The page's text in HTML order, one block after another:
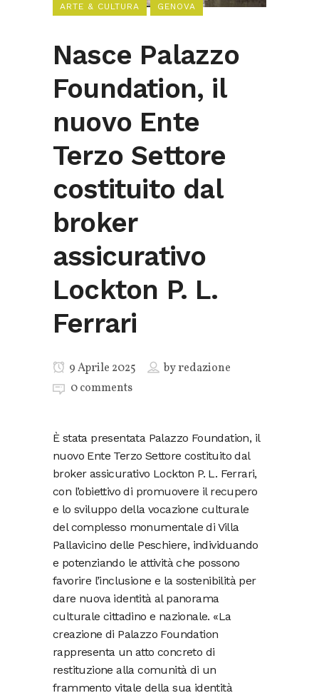
ARTE & CULTURA GENOVA
Nasce Palazzo
Foundation, il
nuovo Ente
Terzo Settore
costituito dal
broker
assicurativo
Lockton P. L.
Ferrari
9 Aprile 2025 byredazione
0 comments
È stata presentata Palazzo Foundation, il
nuovo Ente Terzo Settore costituito dal
broker assicurativo Lockton P. L. Ferrari,
con l’obiettivo di promuovere il recupero
e lo sviluppo della vocazione culturale
del complesso monumentale di Villa
Pallavicino delle Peschiere, individuando
e potenziando le attività che possono
favorire l’inclusione e la sostenibilità per
dare nuova identità al panorama
culturale cittadino e nazionale. «La
creazione di Palazzo Foundation
rappresenta un atto concreto di
restituzione alla comunità di un
frammento vitale della sua identità